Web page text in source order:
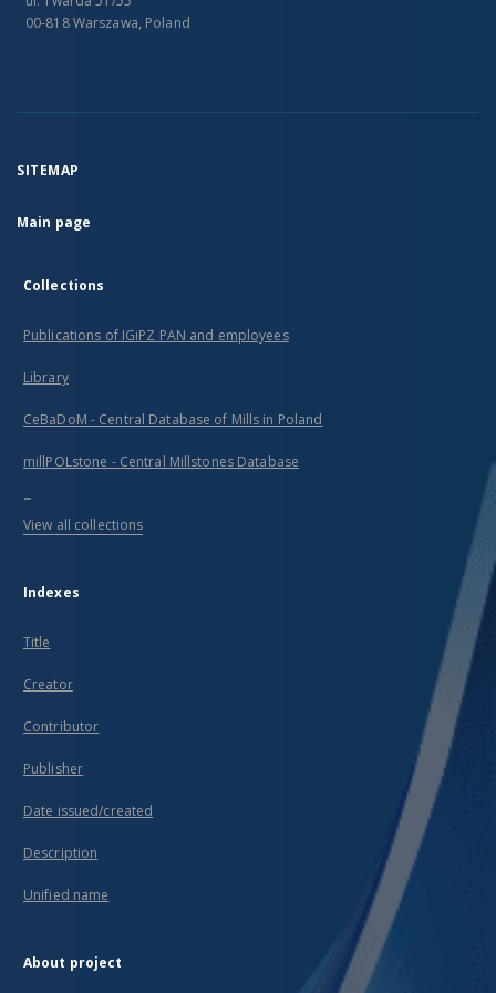
00-818 Warszawa, Poland
SITEMAP
Main page
Collections
Publications of IGiPZ PAN and employees
Library
CeBaDoM - Central Database of Mills in Poland
millPOLstone - Central Millstones Database
...
View all collections
Indexes
Title
Creator
Contributor
Publisher
Date issued/created
Description
Unified name
About project